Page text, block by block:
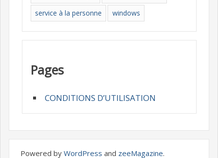
service à la personne
windows
Pages
CONDITIONS D’UTILISATION
Powered by WordPress and zeeMagazine.